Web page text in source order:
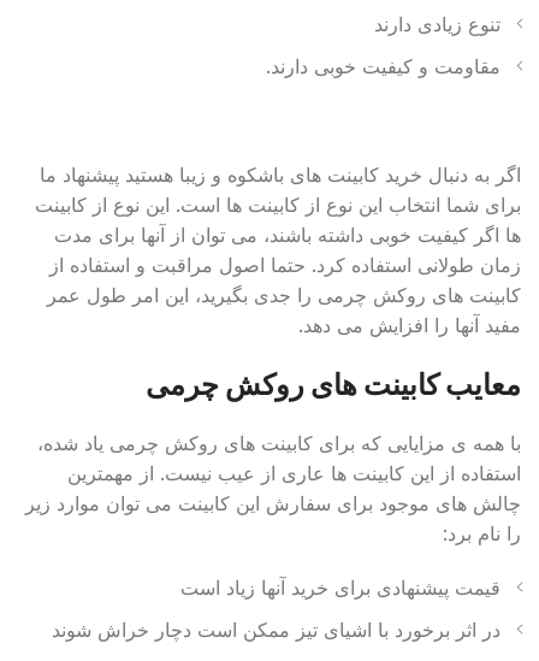
تنوع زیادی دارند
مقاومت و کیفیت خوبی دارند.
اگر به دنبال خرید کابینت های باشکوه و زیبا هستید پیشنهاد ما
برای شما انتخاب این نوع از کابینت ها است. این نوع از کابینت
ها اگر کیفیت خوبی داشته باشند، می توان از آنها برای مدت
زمان طولانی استفاده کرد. حتما اصول مراقبت و استفاده از
کابینت های روکش چرمی را جدی بگیرید، این امر طول عمر
مفید آنها را افزایش می دهد.
معایب کابینت های روکش چرمی
با همه ی مزایایی که برای کابینت های روکش چرمی یاد شده،
استفاده از این کابینت ها عاری از عیب نیست. از مهمترین
چالش های موجود برای سفارش این کابینت می توان موارد زیر
را نام برد:
قیمت پیشنهادی برای خرید آنها زیاد است
در اثر برخورد با اشیای تیز ممکن است دچار خراش شوند